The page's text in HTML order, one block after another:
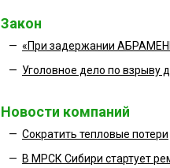
Закон
— «При задержании
— Уголовное дело по взрыву
Новости компаний
— Сократить тепловые потери
— В МРСК Сибири стартует